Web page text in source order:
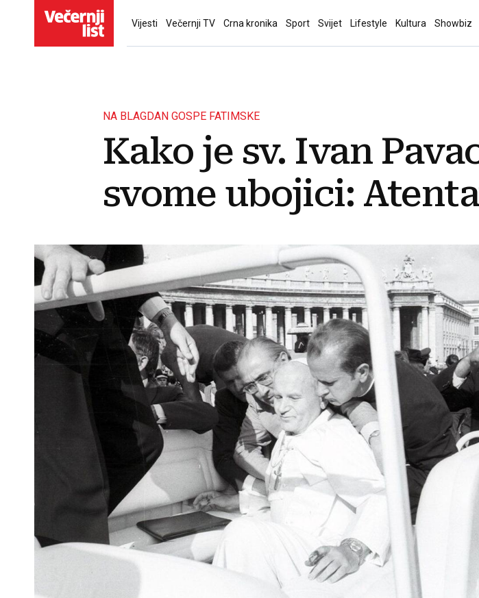
Vijesti Večernji TV Crna kronika Sport Svijet Lifestyle Kultura Showbiz
NA BLAGDAN GOSPE FATIMSKE
Kako je sv. Ivan
svome ubojici: